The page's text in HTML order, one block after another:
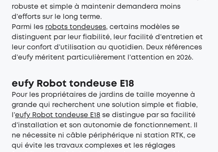
robuste et simple à maintenir demandera moins
d’efforts sur le long terme.
Parmi les robots tondeuses, certains modèles se
distinguent par leur fiabilité, leur facilité d’entretien et
leur confort d’utilisation au quotidien. Deux références
d’eufy méritent particulièrement l’attention en 2026.
eufy Robot tondeuse E18
Pour les propriétaires de jardins de taille moyenne à
grande qui recherchent une solution simple et fiable,
l’eufy Robot tondeuse E18 se distingue par sa facilité
d’installation et son autonomie de fonctionnement. Il
ne nécessite ni câble périphérique ni station RTK, ce
qui évite les travaux complexes et les réglages